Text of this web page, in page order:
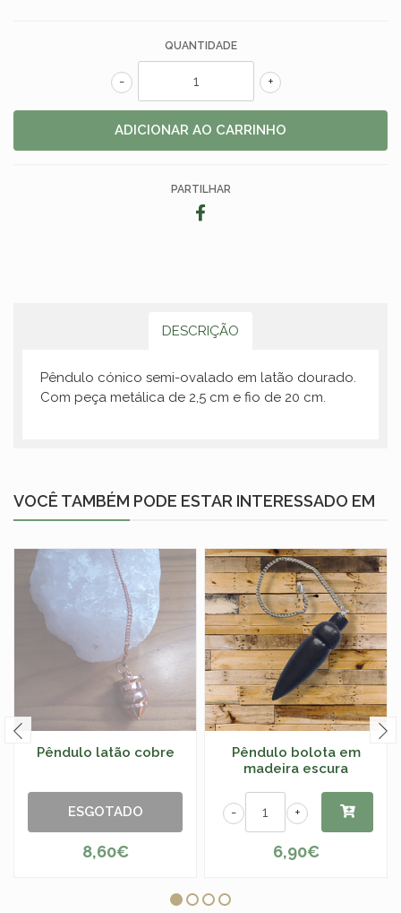
QUANTIDADE
+
-
PARTILHAR
DESCRIÇÃO
Pêndulo cónico semi-ovalado em latão dourado.
Com peça metálica de 2,5 cm e fio de 20 cm.
VOCÊ TAMBÉM PODE ESTAR INTERESSADO EM
Pêndulo latão cobre
ESGOTADO
8,60€
Pêndulo bolota em
madeira escura
+
-
6,90€